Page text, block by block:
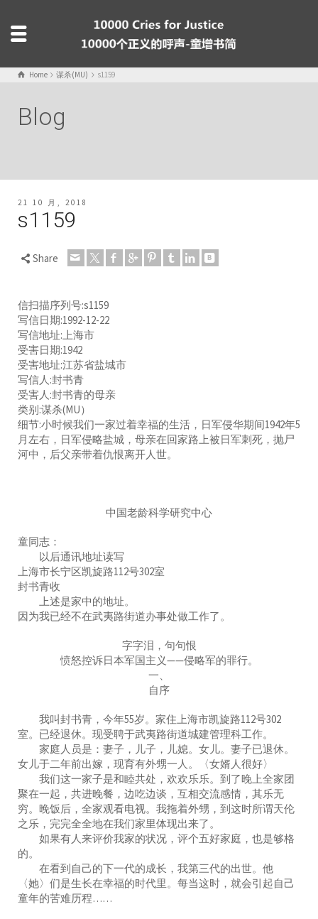
Home 谋杀(MU) s1159
Blog
21 10 月, 2018
s1159
Share
信扫描序列号:s1159
写信日期:1992-12-22
写信地址:上海市
受害日期:1942
受害地址:江苏省盐城市
写信人:封书青
受害人:封书青的母亲
类别:谋杀(MU）
细节:小时候我们一家过着幸福的生活，日军侵华期间1942年5
月左右，日军侵略盐城，母亲在回家路上被日军刺死，抛尸
河中，后父亲带着仇恨离开人世。
中国老龄科学研究中心
童同志：
以后通讯地址读写
上海市长宁区凯旋路112号302室
封书青收
上述是家中的地址。
因为我已经不在武夷路街道办事处做工作了。
字字泪，句句恨
愤怒控诉日本军国主义——侵略军的罪行。
一、
自序
我叫封书青，今年55岁。家住上海市凯旋路112号302
室。已经退休。现受聘于武夷路街道城建管理科工作。
家庭人员是：妻子，儿子，儿媳。女儿。妻子已退休。
女儿于二年前出嫁，现育有外甥一人。〈女婿人很好〉
我们这一家子是和睦共处，欢欢乐乐。到了晚上全家团
聚在一起，共进晚餐，边吃边谈，互相交流感情，其乐无
穷。晚饭后，全家观看电视。我拖着外甥，到这时所谓天伦
之乐，完完全全地在我们家里体现出来了。
如果有人来评价我家的状况，评个五好家庭，也是够格
的。
在看到自己的下一代的成长，我第三代的出世。他
〈她〉们是生长在幸福的时代里。每当这时，就会引起自己
童年的苦难历程……